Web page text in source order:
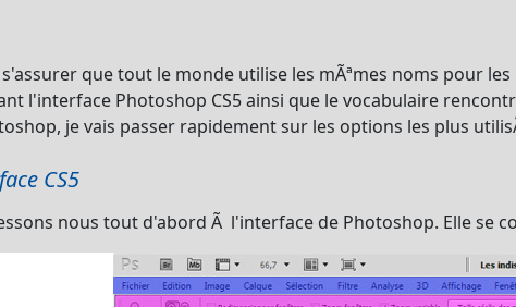
que tout le monde utilise les mÃªmes noms pour
l'interface Photoshop CS5 ainsi que le vocabulaire
je vais passer rapidement sur les options les plus
CS5
nous tout d'abord Ã l'interface de Photoshop. Elle se